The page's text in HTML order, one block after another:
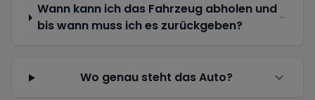
Wann kann ich das Fahrzeug abholen und
bis wann muss ich es zurückgeben?
Wo genau steht das Auto?